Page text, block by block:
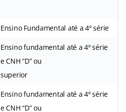
Ensino Fundamental até a 4º série
Ensino fundamental até a 4º série
e CNH “D” ou
superior
Ensino fundamental até a 4º série
e CNH “D” ou